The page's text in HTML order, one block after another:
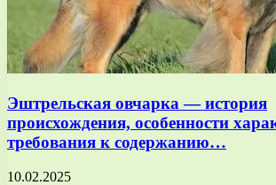
Эштрельская овчарка — история
происхождения, особенности
требования к содержанию…
10.02.2025